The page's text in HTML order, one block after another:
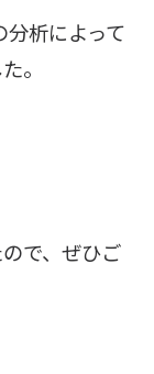
析によって
。
で、ぜひご